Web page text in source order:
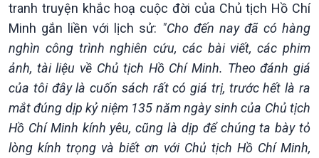
Kinh tế
Nông nghiệp & Biển đảo
tranh truyện khắc hoạ cuộc đời của Chủ tịch Hồ Chí
Minh gắn liền với lịch sử: "Cho đến nay đã có hàng
nghìn công trình nghiên cứu, các bài viết, các phim
ảnh, tài liệu về Chủ tịch Hồ Chí Minh. Theo đánh giá
của tôi đây là cuốn sách rất có giá trị, trước hết là ra
mắt đúng dịp kỷ niệm 135 năm ngày sinh của Chủ tịch
Hồ Chí Minh kính yêu, cũng là dịp để chúng ta bày tỏ
lòng kính trọng và biết ơn với Chủ tịch Hồ Chí Minh,